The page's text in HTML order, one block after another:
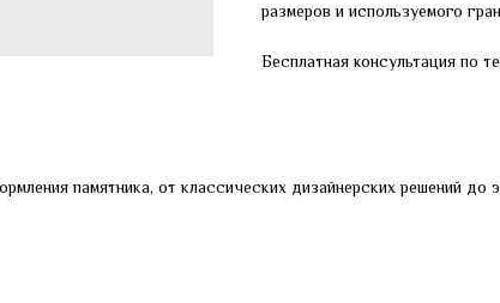
размеров и используемого
Бесплатная консультация по
памятника, от классических дизайнерских решений до